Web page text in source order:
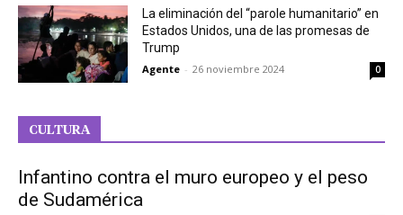
La eliminación del “parole humanitario” en
Estados Unidos, una de las promesas de
Trump
Agente - 26 noviembre 2024 0
CULTURA
Infantino contra el muro europeo y el peso
de Sudamérica